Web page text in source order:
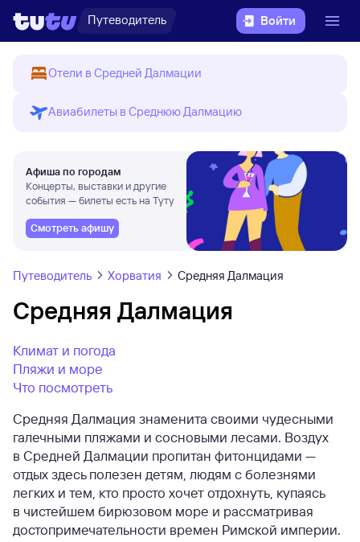
Путеводитель Войти
Отели в Средней Далмации
Авиабилеты в Среднюю Далмацию
Афиша по городам
Концерты, выставки и другие
события — билеты есть на Туту
Смотреть афишу
Путеводитель Хорватия Средняя Далмация
Средняя Далмация
Климат и погода
Пляжи и море
Что посмотреть
Средняя Далмация знаменита своими чудесными
галечными пляжами и сосновыми лесами. Воздух
в Средней Далмации пропитан фитонцидами —
отдых здесь полезен детям, людям с болезнями
легких и тем, кто просто хочет отдохнуть, купаясь
в чистейшем бирюзовом море и рассматривая
достопримечательности времен Римской империи.